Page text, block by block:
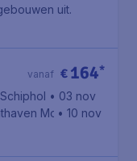
uit.
€ 164*
vanaf
• 03 nov
Mohammed V
• 10 nov